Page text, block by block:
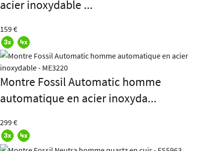
acier inoxydable ...
159 €
Montre Fossil Automatic homme
automatique en acier inoxyda...
299 €